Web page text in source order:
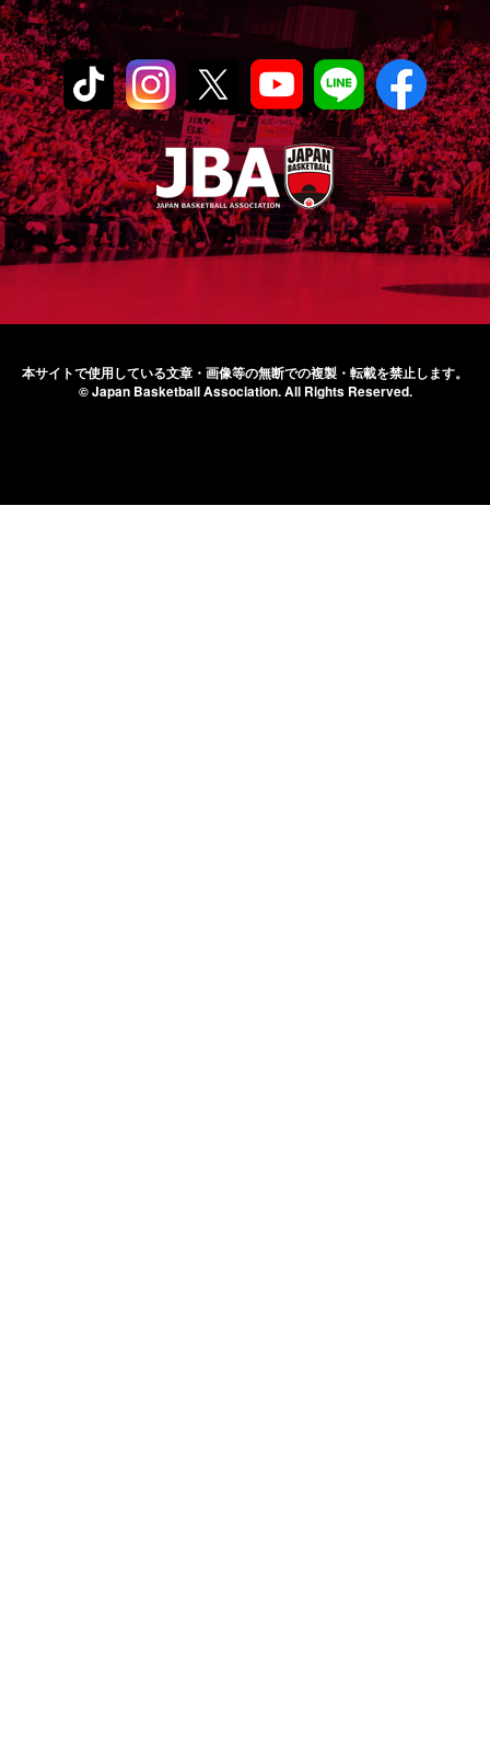
本サイトで使用している文章・画像等の無断での複製・転載を禁止します。
© Japan Basketball Association.All Rights Reserved.